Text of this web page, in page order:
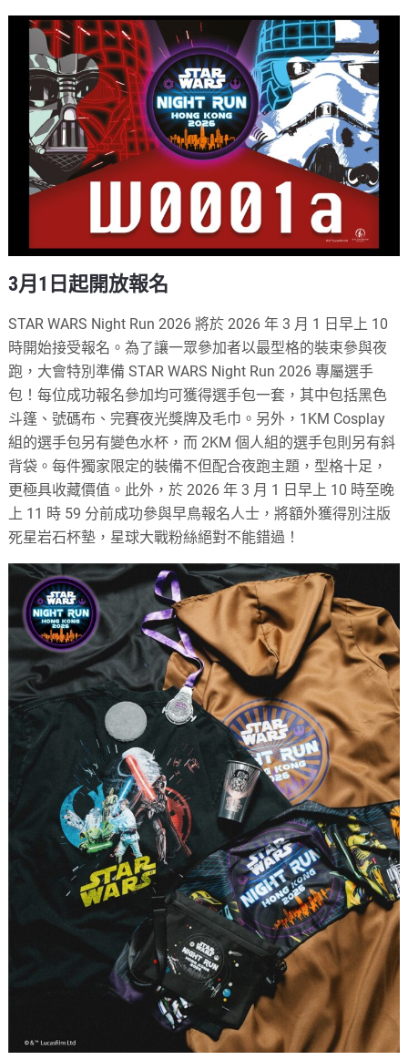
3月1日起開放報名
STAR WARS Night Run 2026 將於 2026 年 3 月 1 日早上 10
時開始接受報名。為了讓一眾參加者以最型格的裝束參與夜
跑，大會特別準備 STAR WARS Night Run 2026 專屬選手
包！每位成功報名參加均可獲得選手包一套，其中包括黑色
斗篷、號碼布、完賽夜光獎牌及毛巾。另外，1KM Cosplay
組的選手包另有變色水杯，而 2KM 個人組的選手包則另有斜
背袋。每件獨家限定的裝備不但配合夜跑主題，型格十足，
更極具收藏價值。此外，於 2026 年 3 月 1 日早上 10 時至晚
上 11 時 59 分前成功參與早鳥報名人士，將額外獲得別注版
死星岩石杯墊，星球大戰粉絲絕對不能錯過！